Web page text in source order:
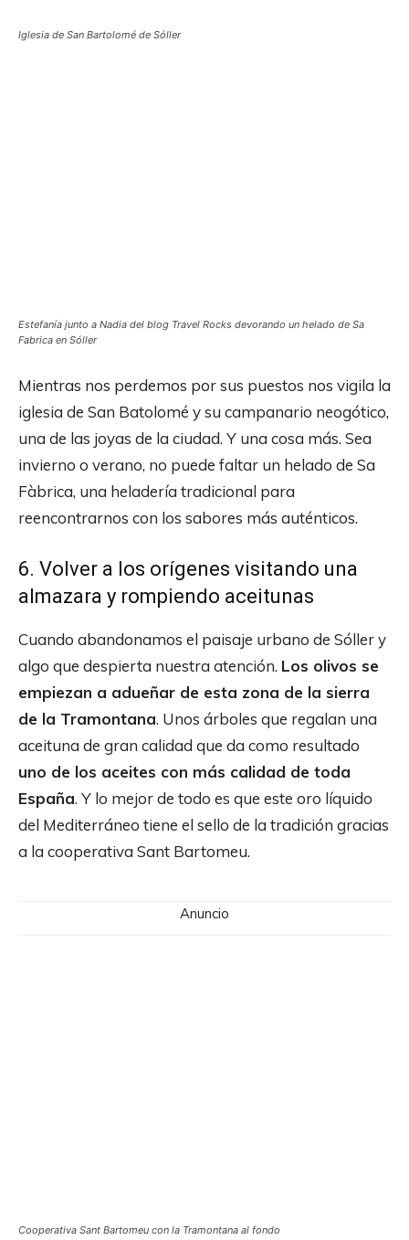
Iglesia de San Bartolomé de Sóller
Estefanía junto a Nadia del blog Travel Rocks devorando un helado de Sa
Fabrica en Sóller
Mientras nos perdemos por sus puestos nos vigila la
iglesia de San Batolomé y su campanario neogótico,
una de las joyas de la ciudad. Y una cosa más. Sea
invierno o verano, no puede faltar un helado de Sa
Fàbrica, una heladería tradicional para
reencontrarnos con los sabores más auténticos.
6. Volver a los orígenes visitando una
almazara y rompiendo aceitunas
Cuando abandonamos el paisaje urbano de Sóller y
algo que despierta nuestra atención. Los olivos se
empiezan a adueñar de esta zona de la sierra
de la Tramontana. Unos árboles que regalan una
aceituna de gran calidad que da como resultado
uno de los aceites con más calidad de toda
España. Y lo mejor de todo es que este oro líquido
del Mediterráneo tiene el sello de la tradición gracias
a la cooperativa Sant Bartomeu.
Anuncio
Cooperativa Sant Bartomeu con la Tramontana al fondo